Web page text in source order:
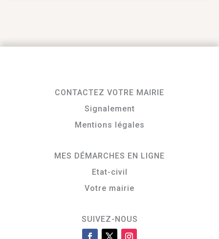
CONTACTEZ VOTRE MAIRIE
Signalement
Mentions légales
MES DÉMARCHES EN LIGNE
Etat-civil
Votre mairie
SUIVEZ-NOUS